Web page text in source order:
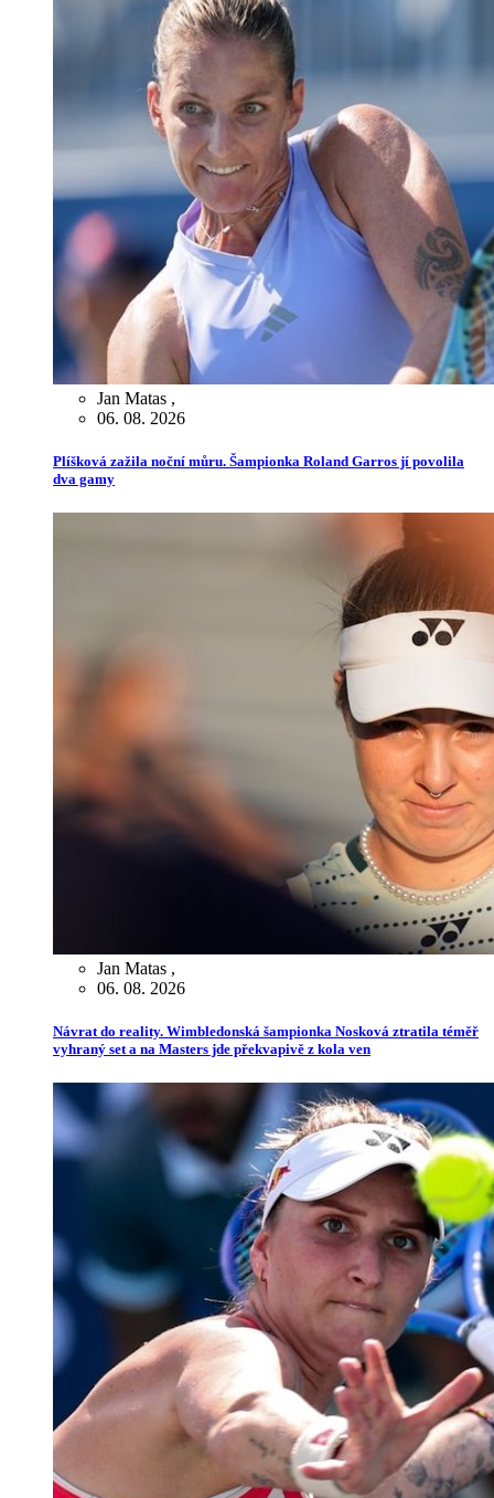
Jan Matas ,
06. 08. 2026
Plíšková zažila noční můru. Šampionka Roland Garros jí povolila
dva gamy
Jan Matas ,
06. 08. 2026
Návrat do reality. Wimbledonská šampionka Nosková ztratila téměř
vyhraný set a na Masters jde překvapivě z kola ven